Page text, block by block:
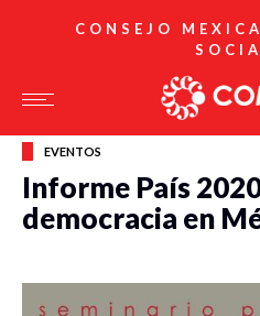
CONSEJO
EVENTOS
Informe País
democracia en